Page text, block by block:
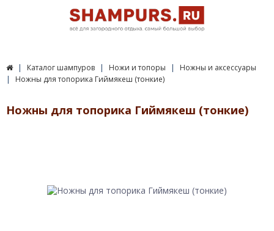
Каталог шампуров Ножи и топоры
Ножны и аксессуары
Ножны для топорика Гиймякеш (тонкие)
Ножны для топорика Гиймякеш (тонкие)